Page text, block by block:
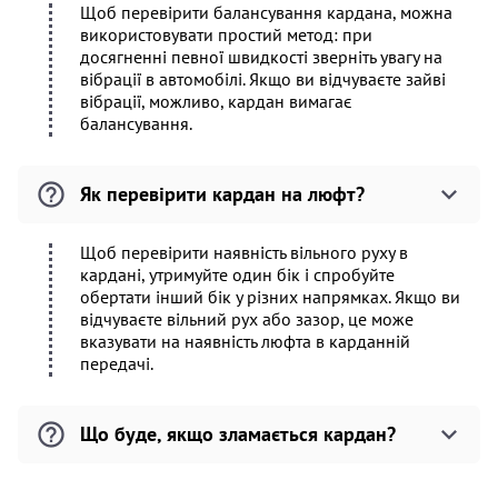
Щоб перевірити балансування кардана, можна
використовувати простий метод: при
досягненні певної швидкості зверніть увагу на
вібрації в автомобілі. Якщо ви відчуваєте зайві
вібрації, можливо, кардан вимагає
балансування.
Як перевірити кардан на люфт?
Щоб перевірити наявність вільного руху в
кардані, утримуйте один бік і спробуйте
обертати інший бік у різних напрямках. Якщо ви
відчуваєте вільний рух або зазор, це може
вказувати на наявність люфта в карданній
передачі.
Що буде, якщо зламається кардан?